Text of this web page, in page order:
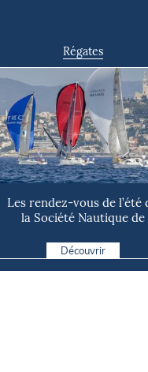
Régates
Les rendez-vous de l’été
la Société Nautique de
Découvrir